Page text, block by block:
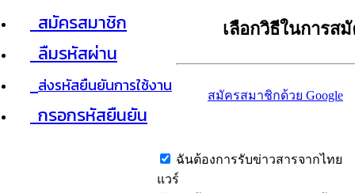
สมัครสมาชิก
ลืมรหัสผ่าน
ส่งรหัสยืนยันการใช้งาน
กรอกรหัสยืนยัน
เลือกวิธีในการส
สมัครสมาชิกด้วย Google
ฉันต้องการรับข่าวสารจากไทย
แวร์